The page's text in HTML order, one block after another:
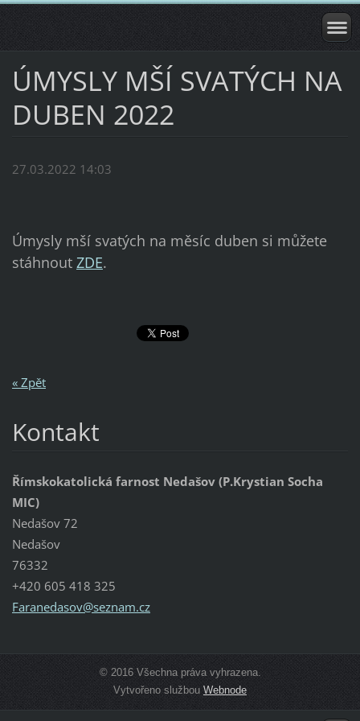
ÚMYSLY MŠÍ SVATÝCH NA
DUBEN 2022
27.03.2022 14:03
Úmysly mší svatých na měsíc duben si můžete
stáhnout ZDE.
« Zpět
Kontakt
Římskokatolická farnost Nedašov (P.Krystian Socha
MIC)
Nedašov 72
Nedašov
76332
+420 605 418 325
Faranedasov@seznam.cz
© 2016 Všechna práva vyhrazena.
Vytvořeno službou Webnode